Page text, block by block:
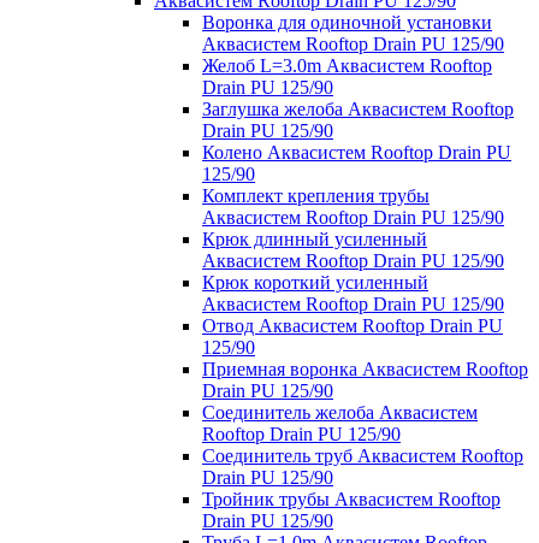
Воронка для одиночной установки
Аквасистем Rooftop Drain PU 125/90
Желоб L=3.0m Аквасистем Rooftop
Drain PU 125/90
Заглушка желоба Аквасистем Rooftop
Drain PU 125/90
Колено Аквасистем Rooftop Drain PU
125/90
Комплект крепления трубы
Аквасистем Rooftop Drain PU 125/90
Крюк длинный усиленный
Аквасистем Rooftop Drain PU 125/90
Крюк короткий усиленный
Аквасистем Rooftop Drain PU 125/90
Отвод Аквасистем Rooftop Drain PU
125/90
Приемная воронка Аквасистем Rooftop
Drain PU 125/90
Соединитель желоба Аквасистем
Rooftop Drain PU 125/90
Соединитель труб Аквасистем Rooftop
Drain PU 125/90
Тройник трубы Аквасистем Rooftop
Drain PU 125/90